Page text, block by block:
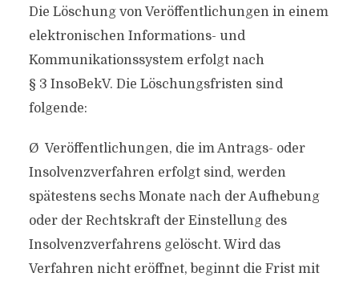
Die Löschung von Veröffentlichungen in einem
elektronischen Informations- und
Kommunikationssystem erfolgt nach
§ 3 InsoBekV. Die Löschungsfristen sind
folgende:
Ø Veröffentlichungen, die im Antrags- oder
Insolvenzverfahren erfolgt sind, werden
spätestens sechs Monate nach der Aufhebung
oder der Rechtskraft der Einstellung des
Insolvenzverfahrens gelöscht. Wird das
Verfahren nicht eröffnet, beginnt die Frist mit